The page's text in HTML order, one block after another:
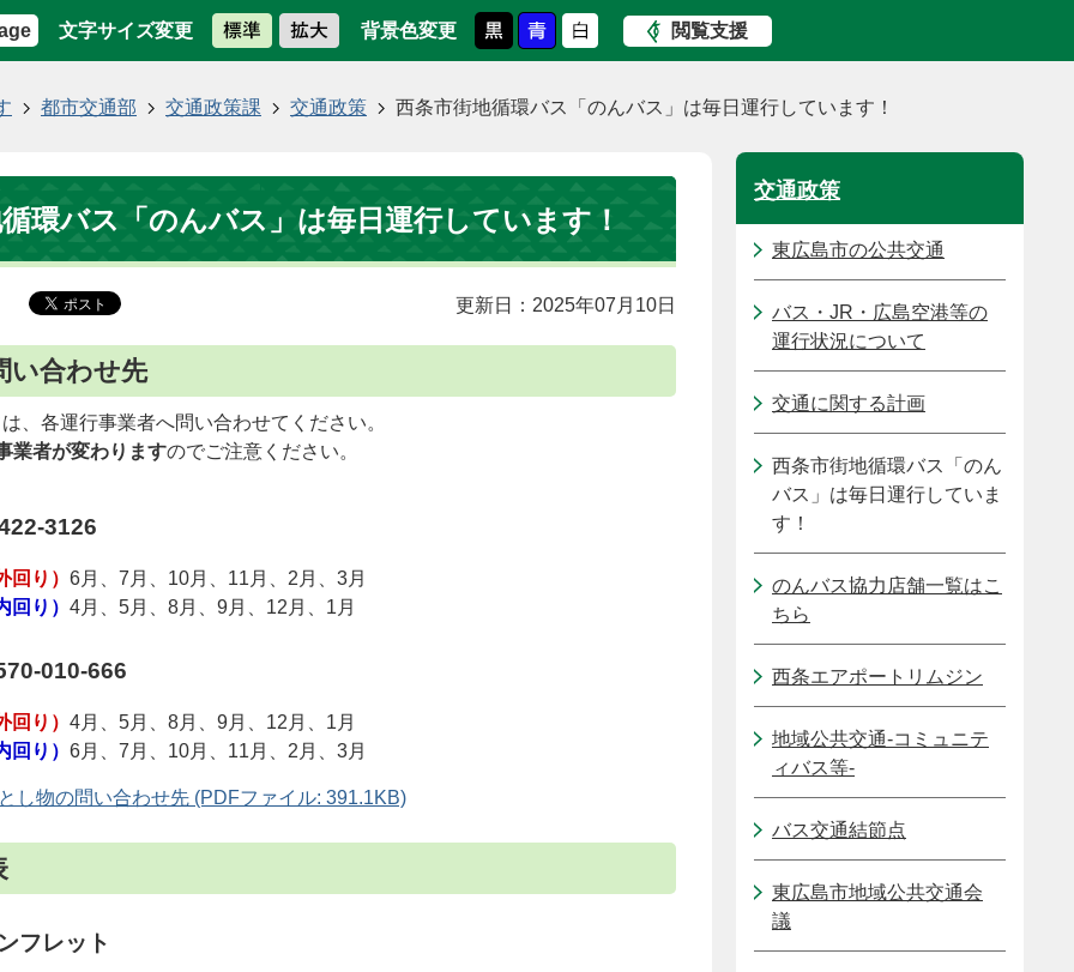
文字サイズ変更 背景色変更 閲覧支援
都市交通部 交通政策課 交通政策 西条市街地循環バス「のんバス」は毎日運行しています！
環バス「のんバス」は毎日運行しています！
更新日：2025年07月10日
い合わせ先
、各運行事業者へ問い合わせてください。
業者が変わりますのでご注意ください。
3126
回り） 6月、7月、10月、11月、2月、3月
回り） 4月、5月、8月、9月、12月、1月
010-666
回り） 4月、5月、8月、9月、12月、1月
回り） 6月、7月、10月、11月、2月、3月
し物の問い合わせ先 (PDFファイル: 391.1KB)
フレット
交通政策
東広島市の公共交通
バス・JR・広島空港等の
運行状況について
交通に関する計画
西条市街地循環バス「のん
バス」は毎日運行していま
す！
のんバス協力店舗一覧はこ
ちら
西条エアポートリムジン
地域公共交通-コミュニテ
ィバス等-
バス交通結節点
東広島市地域公共交通会
議